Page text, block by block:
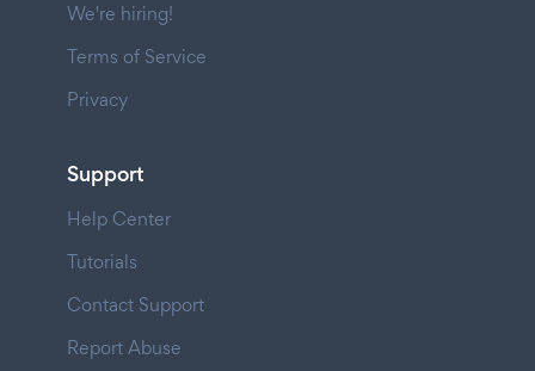
We're hiring!
Terms of Service
Privacy
Support
Help Center
Tutorials
Contact Support
Report Abuse